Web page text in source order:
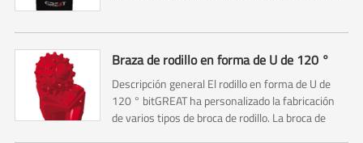
Braza de rodillo en forma de U de 120 °
Descripción general El rodillo en forma de U de
120 ° bitGREAT ha personalizado la fabricación
de varios tipos de broca de rodillo. La broca de